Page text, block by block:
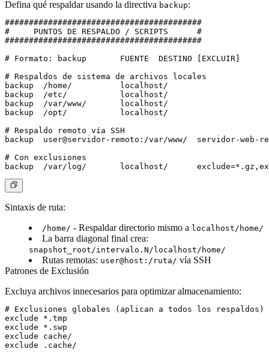
Defina qué respaldar usando la directiva backup:
#########################################
#     PUNTOS DE RESPALDO / SCRIPTS      #
#########################################
# Formato: backup	FUENTE	DESTINO	[EXCLUIR]
# Respaldos de sistema de archivos locales
backup	/home/		localhost/
backup	/etc/		localhost/
backup	/var/www/	localhost/
backup	/opt/		localhost/
# Respaldo remoto vía SSH
backup	user@servidor-remoto:/var/www/	servidor-web-remoto/
# Con exclusiones
Sintaxis de ruta:
/home/ - Respaldar directorio mismo a localhost/home/
La barra diagonal final crea:
snapshot_root/intervalo.N/localhost/home/
Rutas remotas: user@host:/ruta/ vía SSH
Patrones de Exclusión
Excluya archivos innecesarios para optimizar almacenamiento:
# Exclusiones globales (aplican a todos los respaldos)
exclude	*.tmp
exclude	*.swp
exclude	cache/
exclude	.cache/